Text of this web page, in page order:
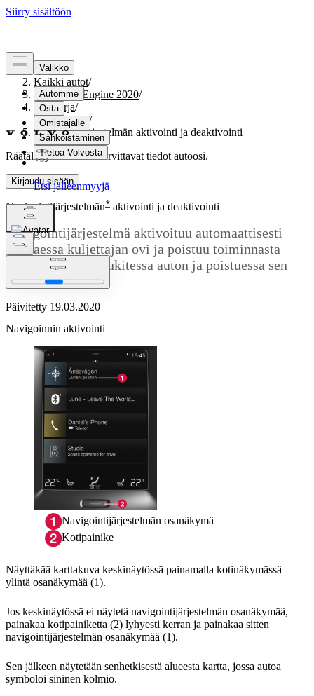
Tuki/
Kaikki autot/
V60 Twin Engine 2020/
Ohjekirja/
Navigointi/
Navigointijärjestelmän aktivointi ja deaktivointi
Räätälöity tukiHanki tarvittavat tiedot autoosi.
Kirjaudu sisään
Päivitetty 19.03.2020
Navigointijärjestelmän* aktivointi ja deaktivointi
Navigointijärjestelmä aktivoituu automaattisesti
avattaessa kuljettajan ovi ja poistuu toiminnasta
vasta kuljettajan lukitessa auton ja poistuessa sen
luota.
Navigoinnin aktivointi
Navigointijärjestelmän osanäkymä
Kotipainike
Näyttäkää karttakuva keskinäytössä painamalla kotinäkymässä
ylintä osanäkymää (1).
Jos keskinäytössä ei näytetä navigointijärjestelmän osanäkymää,
painakaa kotipainiketta (2) lyhyesti kerran ja painakaa sitten
navigointijärjestelmän osanäkymää (1).
Sen jälkeen näytetään senhetkisestä alueesta kartta, jossa autoa
symboloi sininen kolmio.